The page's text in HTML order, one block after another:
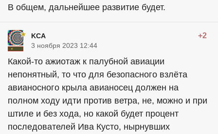
В общем, дальнейшее развитие будет.
KCA +2
3 ноября 2023 12:44
Какой-то ажиотаж к палубной авиации
непонятный, то что для безопасного взлёта
авианосного крыла авианосец должен на
полном ходу идти против ветра, не, можно и при
штиле и без хода, но какой будет процент
последователей Ива Кусто, нырнувших